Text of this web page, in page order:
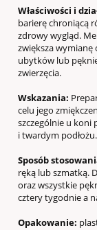
Właściwości i
barierę chroniącą
zdrowy wygląd.
zwiększa wymianę
ubytków lub
zwierzęcia.
Wskazania:
celu jego
szczególnie u koni
i twardym podłożu.
Sposób
ręką lub szmatką.
oraz wszystkie
cztery tygodnie a
Opakowanie: